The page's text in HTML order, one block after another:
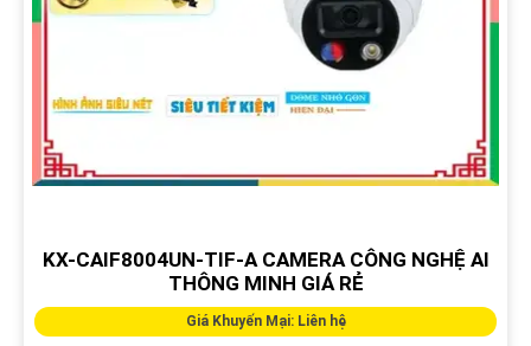
KX-CAIF8004UN-TIF-A CAMERA CÔNG NGHỆ AI
THÔNG MINH GIÁ RẺ
Giá Khuyến Mại: Liên hệ